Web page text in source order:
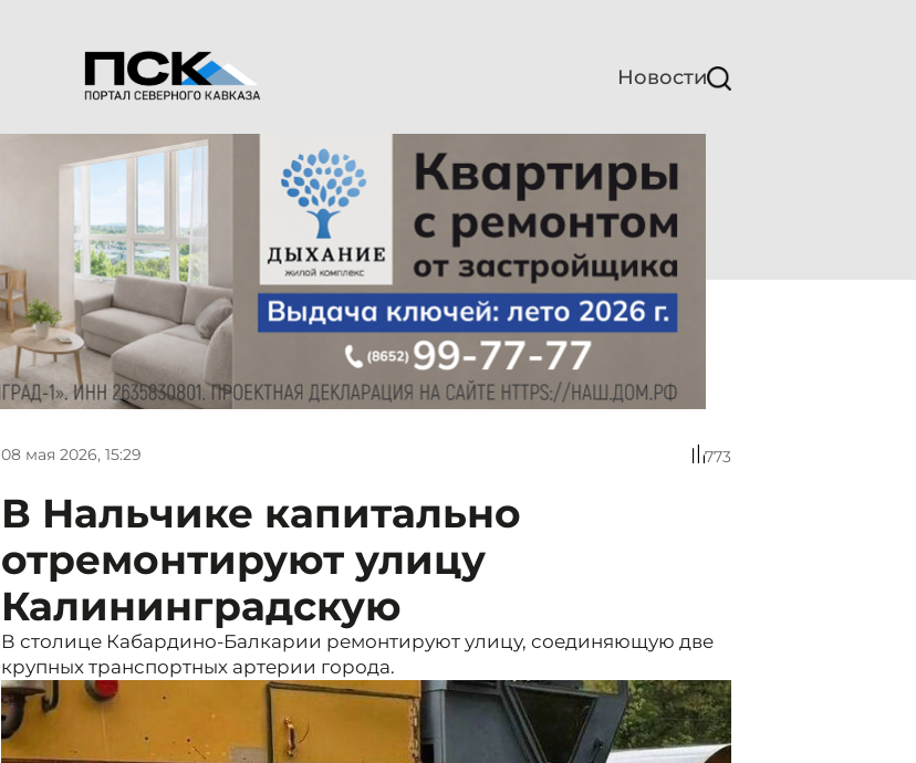
Новости
08 мая 2026, 15:29 773
В Нальчике капитально
отремонтируют улицу
Калининградскую
В столице Кабардино-Балкарии ремонтируют улицу, соединяющую две
крупных транспортных артерии города.